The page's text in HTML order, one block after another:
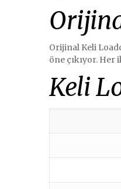
Orijinal Keli
öne çıkıyor.
Keli